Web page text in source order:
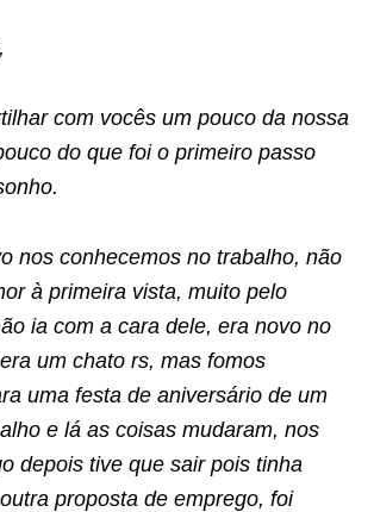
com vocês um pouco da nossa
do que foi o primeiro passo
nos conhecemos no trabalho, não
à primeira vista, muito pelo
ia com a cara dele, era novo no
um chato rs, mas fomos
uma festa de aniversário de um
e lá as coisas mudaram, nos
depois tive que sair pois tinha
proposta de emprego, foi